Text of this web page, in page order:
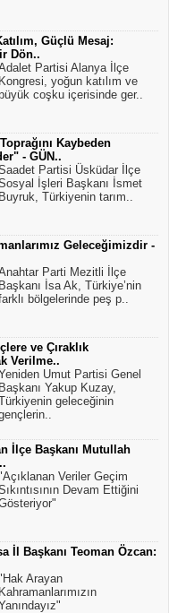
Güçlü Mesaj:
Dön..
Partisi Alanya İlçe
Kongresi, yoğun katılım ve
büyük coşku içerisinde ger..
Kaybeden
- GÜN..
Partisi Üsküdar İlçe
İşleri Başkanı İsmet
Buyruk, Türkiyenin tarım..
Geleceğimizdir -
Parti Mezitli İlçe
Başkanı İsa Ak, Türkiye’nin
bölgelerinde peş p..
ve Çıraklık
Verilme..
Umut Partisi Genel
Başkanı Yakup Kuzay,
geleceğinin
İlçe Başkanı Mutullah
Veriler Geçim
Devam Ettiğini
İl Başkanı Teoman Özcan:
Arayan
Kahramanlarımızın